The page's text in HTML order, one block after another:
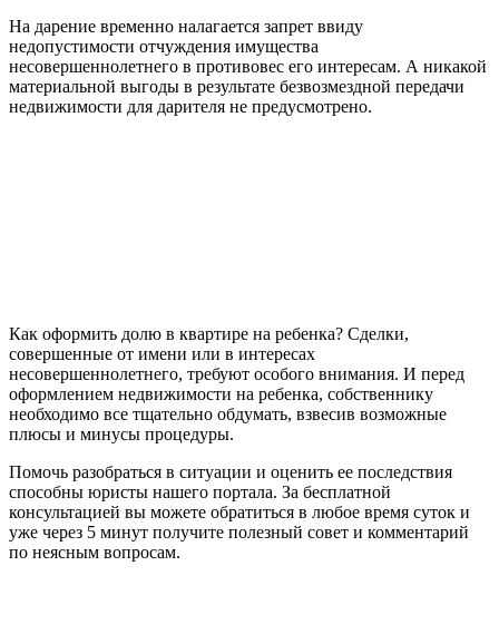
На дарение временно налагается запрет ввиду
недопустимости отчуждения имущества
несовершеннолетнего в противовес его интересам. А никакой
материальной выгоды в результате безвозмездной передачи
недвижимости для дарителя не предусмотрено.
Как оформить долю в квартире на ребенка? Сделки,
совершенные от имени или в интересах
несовершеннолетнего, требуют особого внимания. И перед
оформлением недвижимости на ребенка, собственнику
необходимо все тщательно обдумать, взвесив возможные
плюсы и минусы процедуры.
Помочь разобраться в ситуации и оценить ее последствия
способны юристы нашего портала. За бесплатной
консультацией вы можете обратиться в любое время суток и
уже через 5 минут получите полезный совет и комментарий
по неясным вопросам.